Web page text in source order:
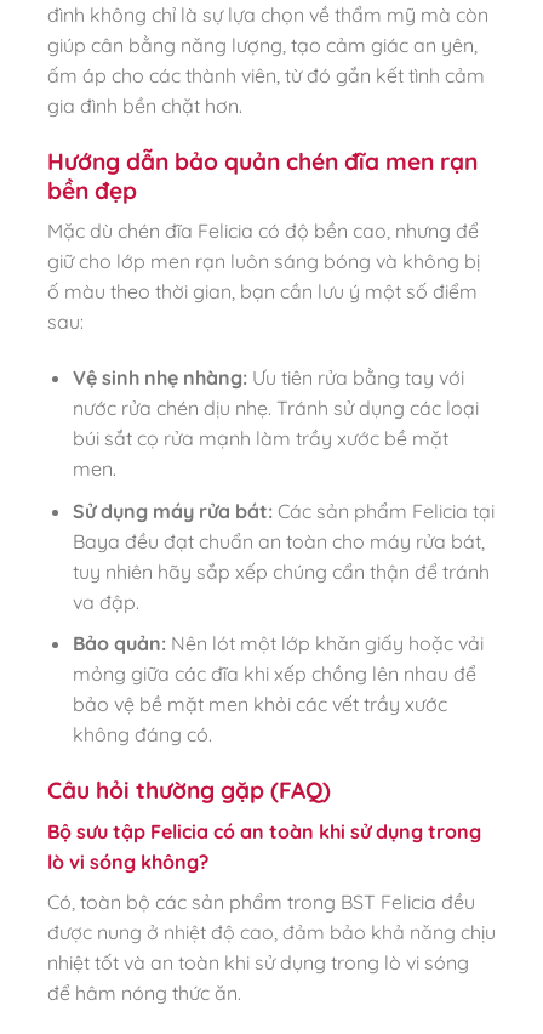
đình không chỉ là sự lựa chọn về thẩm mỹ mà còn
giúp cân bằng năng lượng, tạo cảm giác an yên,
ấm áp cho các thành viên, từ đó gắn kết tình cảm
gia đình bền chặt hơn.
Hướng dẫn bảo quản chén đĩa men rạn
bền đẹp
Mặc dù chén đĩa Felicia có độ bền cao, nhưng để
giữ cho lớp men rạn luôn sáng bóng và không bị
ố màu theo thời gian, bạn cần lưu ý một số điểm
sau:
Vệ sinh nhẹ nhàng:Ưu tiên rửa bằng tay với
nước rửa chén dịu nhẹ. Tránh sử dụng các loại
búi sắt cọ rửa mạnh làm trầy xước bề mặt
men.
Sử dụng máy rửa bát:Các sản phẩm Felicia tại
Baya đều đạt chuẩn an toàn cho máy rửa bát,
tuy nhiên hãy sắp xếp chúng cẩn thận để tránh
va đập.
Bảo quản:Nên lót một lớp khăn giấy hoặc vải
mỏng giữa các đĩa khi xếp chồng lên nhau để
bảo vệ bề mặt men khỏi các vết trầy xước
không đáng có.
Câu hỏi thường gặp (FAQ)
Bộ sưu tập Felicia có an toàn khi sử dụng trong
lò vi sóng không?
Có, toàn bộ các sản phẩm trong BST Felicia đều
được nung ở nhiệt độ cao, đảm bảo khả năng chịu
nhiệt tốt và an toàn khi sử dụng trong lò vi sóng
để hâm nóng thức ăn.